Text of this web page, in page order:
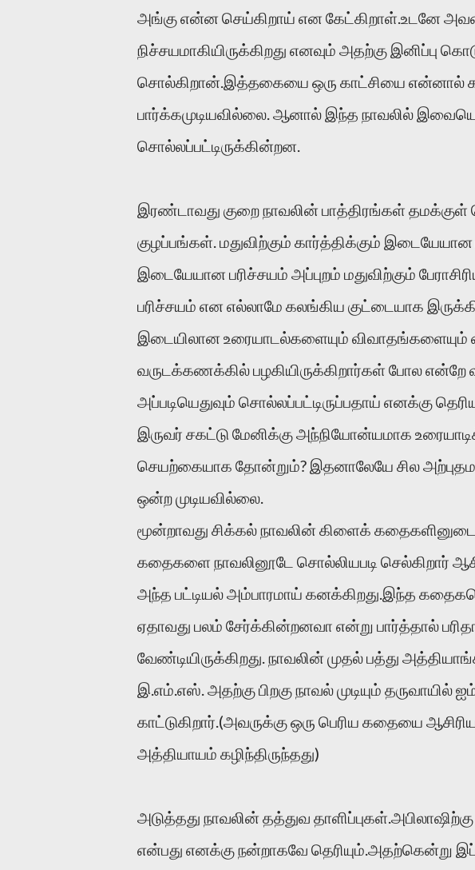
அங்கு என்ன செய்கிறாய் என கேட்கிறாள்.உடனே
நிச்சயமாகியிருக்கிறது எனவும் அதற்கு இனிப்பு
சொல்கிறான்.இத்தகையை ஒரு காட்சியை என்னால்
பார்க்கமுடியவில்லை. ஆனால் இந்த நாவலில்
சொல்லப்பட்டிருக்கின்றன.
இரண்டாவது குறை நாவலின் பாத்திரங்கள் தமக்குள்
குழப்பங்கள். மதுவிற்கும் கார்த்திக்கும்
இடையேயான பரிச்சயம் அப்புறம் மதுவிற்கும்
பரிச்சயம் என எல்லாமே கலங்கிய குட்டையாக
இடையிலான உரையாடல்களையும் விவாதங்களையும்
வருடக்கணக்கில் பழகியிருக்கிறார்கள் போல
அப்படியெதுவும் சொல்லப்பட்டிருப்பதாய் எனக்கு
இருவர் சகட்டு மேனிக்கு அந்நியோன்யமாக
செயற்கையாக தோன்றும்? இதனாலேயே சில
ஒன்ற முடியவில்லை.
மூன்றாவது சிக்கல் நாவலின் கிளைக்
கதைகளை நாவலினூடே சொல்லியபடி செல்கிறார்
அந்த பட்டியல் அம்பாரமாய் கனக்கிறது.இந்த
ஏதாவது பலம் சேர்க்கின்றனவா என்று பார்த்தால்
வேண்டியிருக்கிறது. நாவலின் முதல் பத்து
இ.எம்.எஸ். அதற்கு பிறகு நாவல் முடியும்
காட்டுகிறார்.(அவருக்கு ஒரு பெரிய கதையை
அத்தியாயம் கழிந்திருந்தது)
அடுத்தது நாவலின் தத்துவ
என்பது எனக்கு நன்றாகவே தெரியும்.அதற்கென்று